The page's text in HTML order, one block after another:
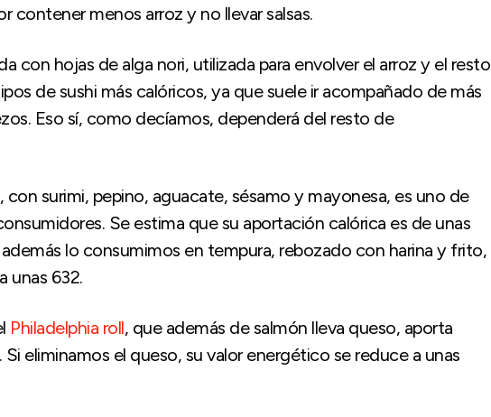
contener menos arroz y no llevar salsas.
con hojas de alga nori, utilizada para envolver el arroz y el resto
de sushi más calóricos, ya que suele ir acompañado de más
Eso sí, como decíamos, dependerá del resto de
con surimi, pepino, aguacate, sésamo y mayonesa, es uno de
Se estima que su aportación calórica es de unas
lo consumimos en tempura, rebozado con harina y frito,
unas 632.
Philadelphia roll, que además de salmón lleva queso, aporta
Si eliminamos el queso, su valor energético se reduce a unas